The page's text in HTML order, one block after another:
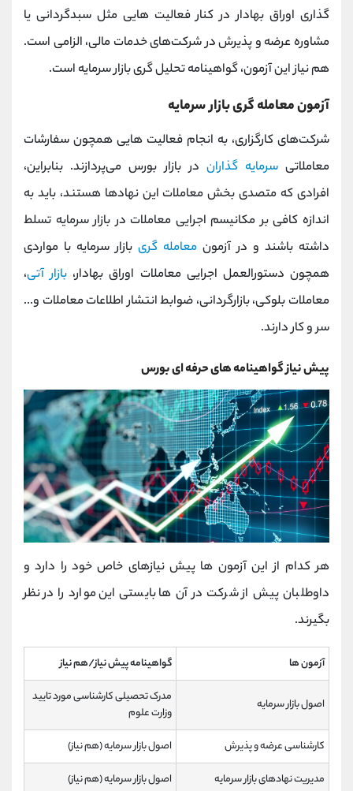
گذاری اوراق بهادار در کنار فعالیت هایی مثل سبدگردانی یا
مشاوره‌ عرضه و پذیرش در شرکت‌های خدمات مالی، الزامی است.
هم نیاز این آزمون، گواهینامه‌ تحلیل گری بازار سرمایه است.
آزمون معامله گری بازار سرمایه
شرکت‌های کارگزاری، به انجام فعالیت هایی همچون سفارشات
معاملاتی سرمایه گذاران در بازار بورس می‌پردازند. بنابراین،
افرادی که متصدی بخش معاملات این نهادها هستند، باید به
اندازه کافی بر مکانیسم اجرایی معاملات در بازار سرمایه تسلط
داشته باشند و در آزمون معامله گری بازار سرمایه با مواردی
همچون دستورالعمل‌ اجرایی معاملات اوراق بهادار، بازار آتی،
معاملات بلوکی، بازارگردانی، ضوابط انتشار اطلاعات معاملات و...
سر و کار دارند.
پیش نیاز گواهینامه های حرفه ای بورس
هر کدام از این آزمون ها پیش نیازهای خاص خود را دارد و
داوطلبان پیش از شرکت در آن ها بایستی این موارد را در نظر
بگیرند.
آزمون ها گواهینامه پیش نیاز/هم نیاز
اصول بازار سرمایه
مدرک تحصیلی کارشناسی مورد تایید
وزارت علوم
کارشناسی عرضه و پذیرش
اصول بازار سرمایه (هم نیاز)
مدیریت نهادهای بازار سرمایه
اصول بازار سرمایه (هم نیاز)